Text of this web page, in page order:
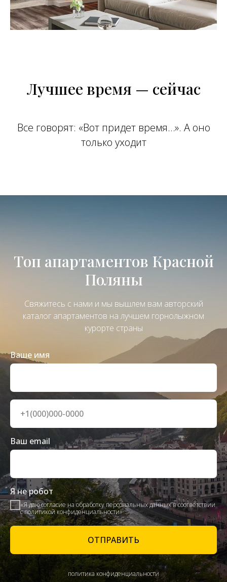
Лучшее время — сейчас
Все говорят: «Вот придет время…». А оно
только уходит
Топ апартаментов Красной
Поляны
Свяжитесь с нами и мы вышлем вам авторский
каталог апартаментов на лучшем горнолыжном
курорте страны
Ваше имя
Ваш email
Я не робот
«Я даю согласие на обработку персональных данных в соответствии
с политикой конфиденциальности»
ОТПРАВИТЬ
политика конфиденциальности